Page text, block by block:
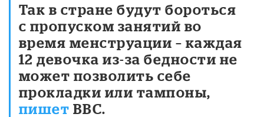
Так в стране будут бороться
с пропуском занятий во
время менструации – каждая
12 девочка из-за бедности не
может позволить себе
прокладки или тампоны,
пишет BBC.